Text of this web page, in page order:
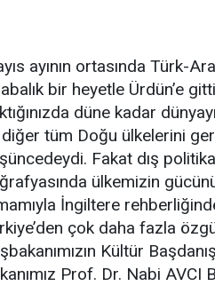
ayının ortasında Türk-
bir heyetle Ürdün’e
düne kadar
tüm Doğu ülkelerini
Fakat dış
ülkemizin
İngiltere
çok daha fazla
Kültür
Prof. Dr. Nabi AVCI